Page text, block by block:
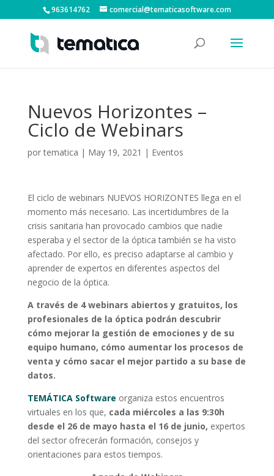
963614762 comercial@tematicasoftware.com
Nuevos Horizontes –
Ciclo de Webinars
portematica | May 19, 2021 | Eventos
El ciclo de webinars NUEVOS HORIZONTES llega en el
momento más necesario. Las incertidumbres de la
crisis sanitaria han provocado cambios que nadie
esperaba y el sector de la óptica también se ha visto
afectado. Por ello, es preciso adaptarse al cambio y
aprender de expertos en diferentes aspectos del
negocio de la óptica.
A través de 4 webinars abiertos y gratuitos, los
profesionales de la óptica podrán descubrir
cómo mejorar la gestión de emociones y de su
equipo humano, cómo aumentar los procesos de
venta y cómo sacar el mejor partido a su base de
datos.
TEMÁTICA Software organiza estos encuentros
virtuales en los que, cada miércoles a las 9:30h
desde el 26 de mayo hasta el 16 de junio, expertos
del sector ofrecerán formación, consejos y
orientaciones para estos tiempos.